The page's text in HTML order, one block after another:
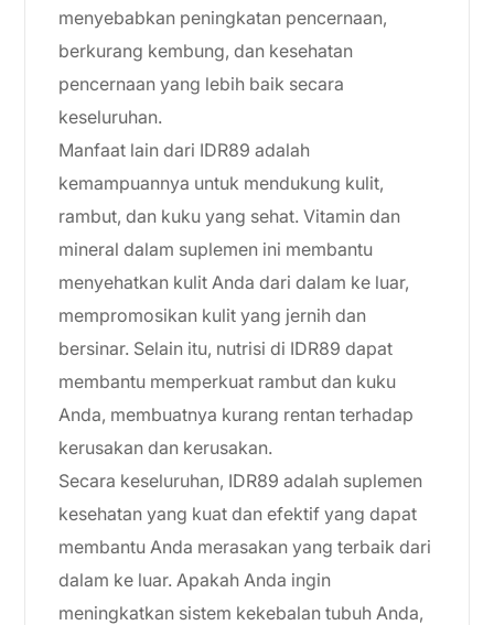
menyebabkan peningkatan pencernaan,
berkurang kembung, dan kesehatan
pencernaan yang lebih baik secara
keseluruhan.
Manfaat lain dari IDR89 adalah
kemampuannya untuk mendukung kulit,
rambut, dan kuku yang sehat. Vitamin dan
mineral dalam suplemen ini membantu
menyehatkan kulit Anda dari dalam ke luar,
mempromosikan kulit yang jernih dan
bersinar. Selain itu, nutrisi di IDR89 dapat
membantu memperkuat rambut dan kuku
Anda, membuatnya kurang rentan terhadap
kerusakan dan kerusakan.
Secara keseluruhan, IDR89 adalah suplemen
kesehatan yang kuat dan efektif yang dapat
membantu Anda merasakan yang terbaik dari
dalam ke luar. Apakah Anda ingin
meningkatkan sistem kekebalan tubuh Anda,